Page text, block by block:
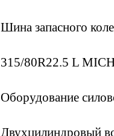
Шина запасного
315/80R22.5 L
Оборудование
Двухцилиндровый